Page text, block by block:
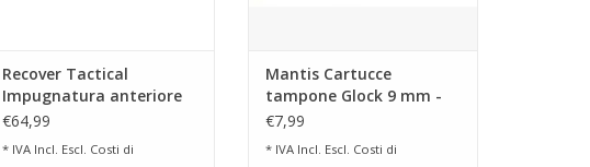
Recover Tactical
Impugnatura anteriore
FG20 per stabilizzatore
€64,99
* IVA Incl. Escl. Costi di
Mantis Cartucce
tampone Glock 9 mm -
10 pezzi
€7,99
* IVA Incl. Escl. Costi di